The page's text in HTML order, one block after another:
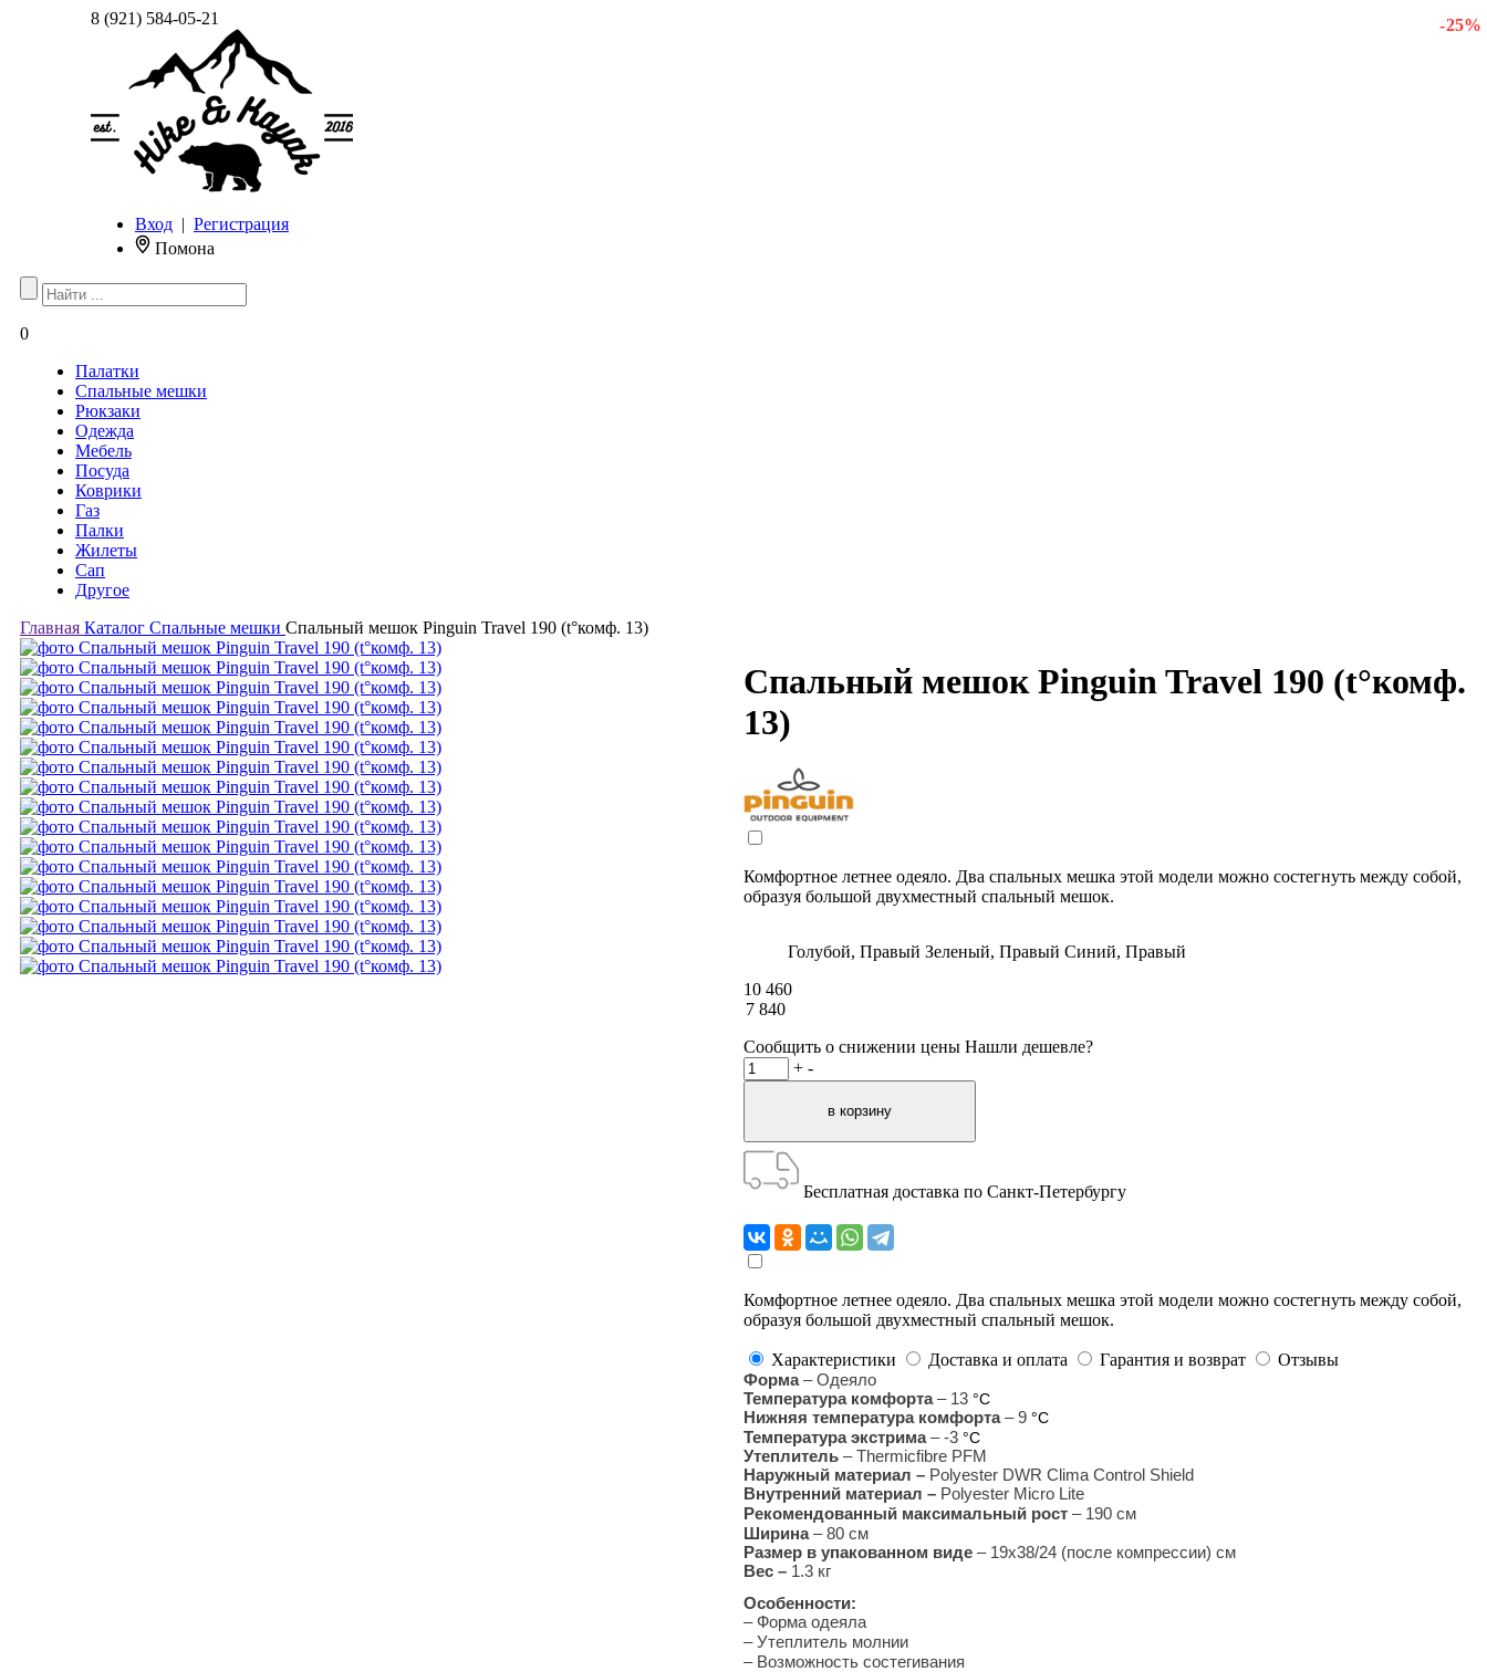
8 (921) 584-05-21
Вход | Регистрация
Помона
0
Палатки
Спальные мешки
Рюкзаки
Одежда
Мебель
Посуда
Коврики
Газ
Палки
Жилеты
Сап
Другое
Главная Каталог Спальные мешки Спальный мешок Pinguin Travel 190 (t°комф. 13)
- 25 %
Спальный мешок Pinguin Travel 190 (t°комф.
13)
Комфортное летнее одеяло. Два спальных мешка этой модели можно состегнуть между собой,
образуя большой двухместный спальный мешок.
Голубой, Правый Зеленый, Правый Синий, Правый
10 460
7 840
Сообщить о снижении цены Нашли дешевле?
+ -
Бесплатная доставка по Санкт-Петербургу
Комфортное летнее одеяло. Два спальных мешка этой модели можно состегнуть между собой,
образуя большой двухместный спальный мешок.
Характеристики Доставка и оплата Гарантия и возврат
Отзывы
Форма– Одеяло
Температура комфорта– 13 °С
Нижняя температура комфорта– 9 °С
Температура экстрима– -3 °С
Утеплитель – Thermicfibre PFM
Наружный материал – Polyester DWR Clima Control Shield
Внутренний материал – Polyester Micro Lite
Рекомендованный максимальный рост – 190 см
Ширина– 80 см
Размер в упакованном виде – 19x38/24 (после компрессии) см
Вес – 1.3 кг
Особенности:
– Форма одеяла
– Утеплитель молнии
– Возможность состегивания